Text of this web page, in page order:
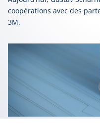
coopérations avec des
3M.